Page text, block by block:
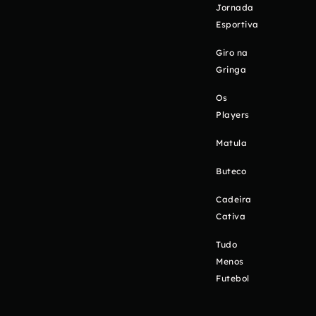
Jornada
Esportiva
Giro na
Gringa
Os
Players
Matula
Buteco
Cadeira
Cativa
Tudo
Menos
Futebol